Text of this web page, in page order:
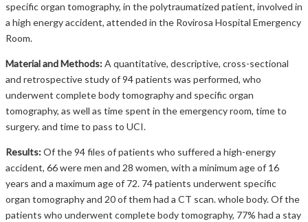
specific organ tomography, in the polytraumatized patient, involved in
a high energy accident, attended in the Rovirosa Hospital Emergency
Room.
Material and Methods:A quantitative, descriptive, cross-sectional
and retrospective study of 94 patients was performed, who
underwent complete body tomography and specific organ
tomography, as well as time spent in the emergency room, time to
surgery. and time to pass to UCI.
Results:Of the 94 files of patients who suffered a high-energy
accident, 66 were men and 28 women, with a minimum age of 16
years and a maximum age of 72. 74 patients underwent specific
organ tomography and 20 of them had a CT scan. whole body. Of the
patients who underwent complete body tomography, 77% had a stay